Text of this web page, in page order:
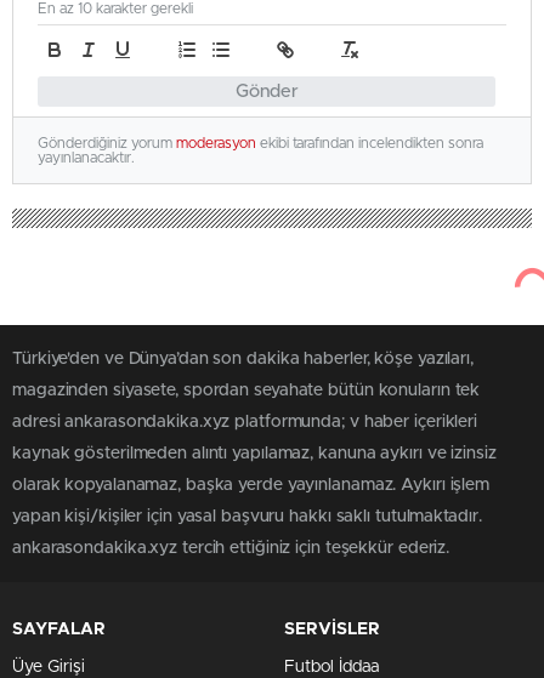
Gönder
En az 10 karakter gerekli
Gönderdiğiniz yorum moderasyon ekibi tarafından incelendikten sonra
yayınlanacaktır.
Türkiye'den ve Dünya’dan son dakika haberler, köşe yazıları,
magazinden siyasete, spordan seyahate bütün konuların tek
adresi ankarasondakika.xyz platformunda; v haber içerikleri
kaynak gösterilmeden alıntı yapılamaz, kanuna aykırı ve izinsiz
olarak kopyalanamaz, başka yerde yayınlanamaz. Aykırı işlem
yapan kişi/kişiler için yasal başvuru hakkı saklı tutulmaktadır.
ankarasondakika.xyz tercih ettiğiniz için teşekkür ederiz.
SAYFALAR
Üye Girişi
SERVİSLER
Futbol İddaa